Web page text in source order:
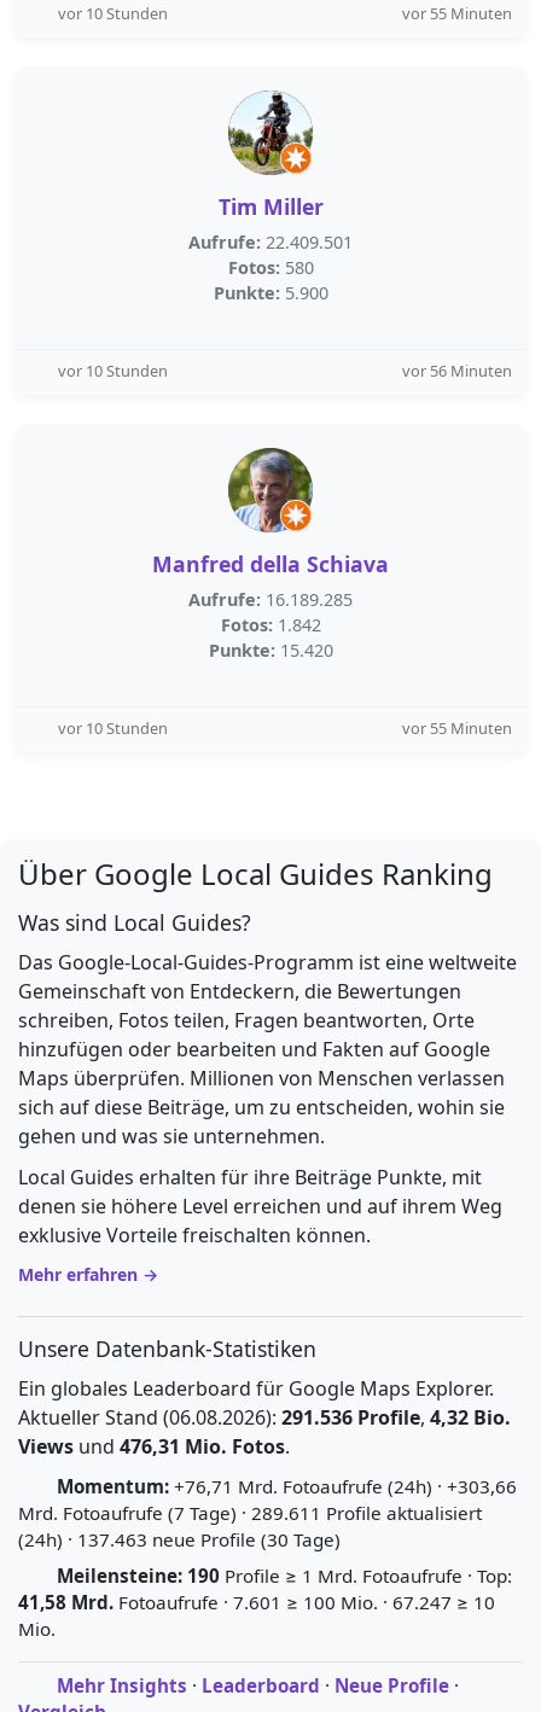
vor 10 Stunden vor 55 Minuten
Tim Miller
Aufrufe: 22.409.501
Fotos: 580
Punkte: 5.900
vor 10 Stunden vor 56 Minuten
Manfred della Schiava
Aufrufe: 16.189.285
Fotos: 1.842
Punkte: 15.420
vor 10 Stunden vor 55 Minuten
Über Google Local Guides Ranking
Was sind Local Guides?
Das Google-Local-Guides-Programm ist eine weltweite
Gemeinschaft von Entdeckern, die Bewertungen
schreiben, Fotos teilen, Fragen beantworten, Orte
hinzufügen oder bearbeiten und Fakten auf Google
Maps überprüfen. Millionen von Menschen verlassen
sich auf diese Beiträge, um zu entscheiden, wohin sie
gehen und was sie unternehmen.
Local Guides erhalten für ihre Beiträge Punkte, mit
denen sie höhere Level erreichen und auf ihrem Weg
exklusive Vorteile freischalten können.
Mehr erfahren →
Unsere Datenbank-Statistiken
Ein globales Leaderboard für Google Maps Explorer.
Aktueller Stand (06.08.2026): 291.536 Profile, 4,32 Bio.
Views und 476,31 Mio. Fotos.
Momentum: +76,71 Mrd. Fotoaufrufe (24h) · +303,66
Mrd. Fotoaufrufe (7 Tage) · 289.611 Profile aktualisiert
(24h) · 137.463 neue Profile (30 Tage)
Meilensteine: 190 Profile ≥ 1 Mrd. Fotoaufrufe · Top:
41,58 Mrd. Fotoaufrufe · 7.601 ≥ 100 Mio. · 67.247 ≥ 10
Mio.
Mehr Insights · Leaderboard · Neue Profile ·